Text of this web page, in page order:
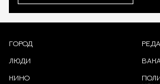
ГОРОД
ЛЮДИ
КИНО